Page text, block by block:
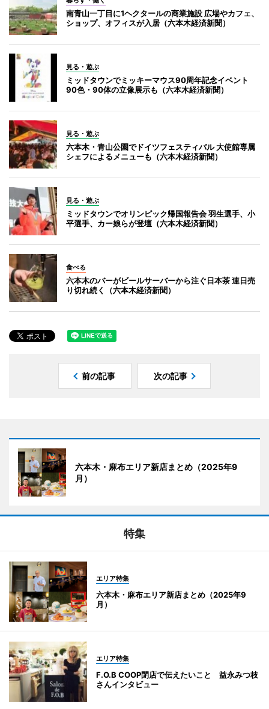
南青山一丁目に1ヘクタールの商業施設 広場やカフェ、
ショップ、オフィスが入居（六本木経済新聞）
見る・遊ぶ
ミッドタウンでミッキーマウス90周年記念イベント
90色・90体の立像展示も（六本木経済新聞）
見る・遊ぶ
六本木・青山公園でドイツフェスティバル 大使館専属
シェフによるメニューも（六本木経済新聞）
見る・遊ぶ
ミッドタウンでオリンピック帰国報告会 羽生選手、小
平選手、カー娘らが登壇（六本木経済新聞）
食べる
六本木のバーがビールサーバーから注ぐ日本茶 連日売
り切れ続く（六本木経済新聞）
前の記事 次の記事
六本木・麻布エリア新店まとめ（2025年9
月）
特集
エリア特集
六本木・麻布エリア新店まとめ（2025年9
月）
エリア特集
F.O.B COOP閉店で伝えたいこと 益永みつ枝
さんインタビュー